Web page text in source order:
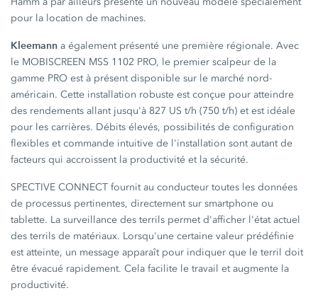
pour la location de machines.
Kleemann a également présenté une première régionale. Avec
le MOBISCREEN MSS 1102 PRO, le premier scalpeur de la
gamme PRO est à présent disponible sur le marché nord-
américain. Cette installation robuste est conçue pour atteindre
des rendements allant jusqu'à 827 US t/h (750 t/h) et est idéale
pour les carrières. Débits élevés, possibilités de configuration
flexibles et commande intuitive de l'installation sont autant de
facteurs qui accroissent la productivité et la sécurité.
SPECTIVE CONNECT fournit au conducteur toutes les données
de processus pertinentes, directement sur smartphone ou
tablette. La surveillance des terrils permet d'afficher l'état actuel
des terrils de matériaux. Lorsqu'une certaine valeur prédéfinie
est atteinte, un message apparaît pour indiquer que le terril doit
être évacué rapidement. Cela facilite le travail et augmente la
productivité.